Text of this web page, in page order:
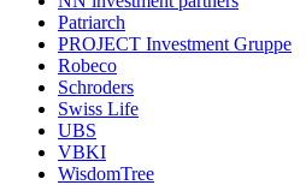
Patriarch
PROJECT Investment Gruppe
Robeco
Schroders
Swiss Life
UBS
VBKI
WisdomTree